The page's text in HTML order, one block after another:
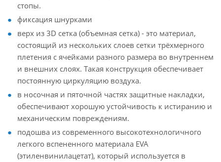
стопы.
фиксация шнурками
верх из 3D сетка (объемная сетка) - это материал,
состоящий из нескольких слоев сетки трёхмерного
плетения с ячейками разного размера во внутреннем
и внешних слоях. Такая конструкция обеспечивает
постоянную циркуляцию воздуха.
в носочная и пяточной частях защитные накладки,
обеспечивают хорошую устойчивость к истиранию и
механическим повреждениям.
подошва из современного высокотехнологичного
легкого вспененного материала EVA
(этиленвинилацетат), который используется в